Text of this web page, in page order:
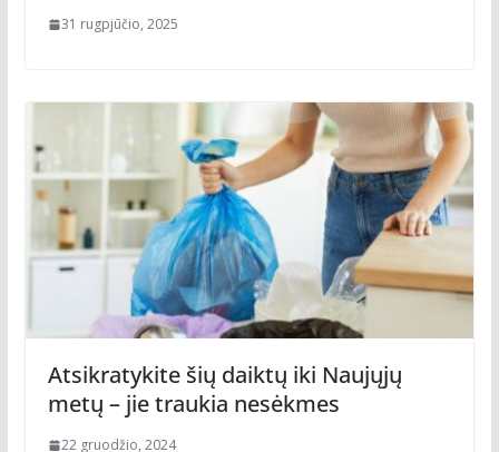
31 rugpjūčio, 2025
Atsikratykite šių daiktų iki Naujųjų
metų – jie traukia nesėkmes
22 gruodžio, 2024